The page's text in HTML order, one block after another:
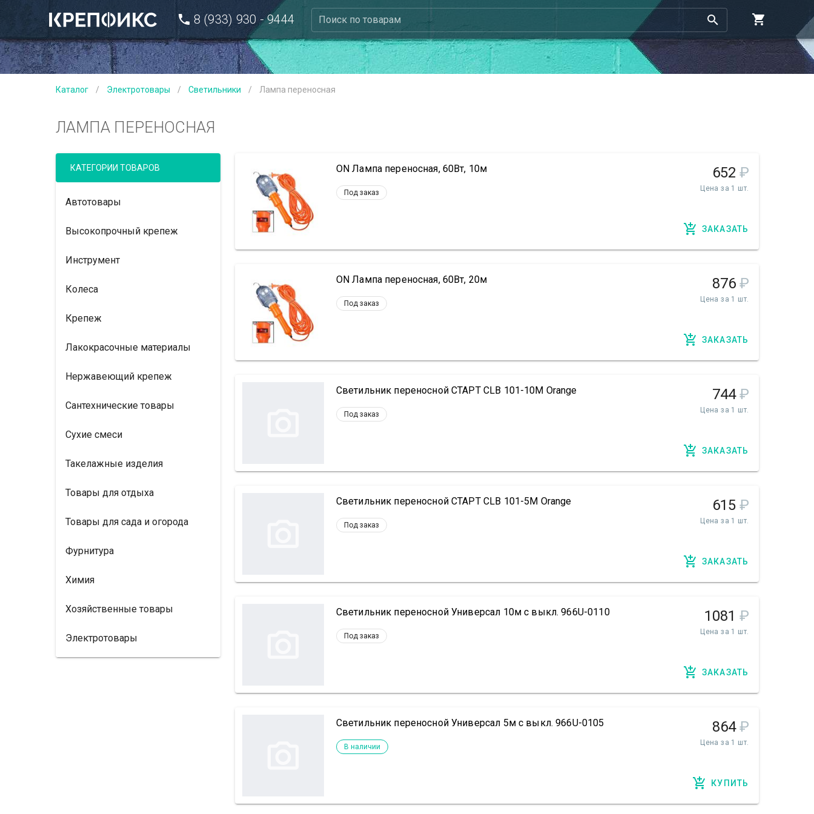
8 (933) 930 - 9444 Поиск по товарам
Каталог / Электротовары / Светильники / Лампа переносная
ЛАМПА ПЕРЕНОСНАЯ
КАТЕГОРИИ ТОВАРОВ
Автотовары
Высокопрочный крепеж
Инструмент
Колеса
Крепеж
Лакокрасочные материалы
Нержавеющий крепеж
Сантехнические товары
Сухие смеси
Такелажные изделия
Товары для отдыха
Товары для сада и огорода
Фурнитура
Химия
Хозяйственные товары
Электротовары
ON Лампа переносная, 60Вт, 10м
Под заказ
652 ₽
Цена за 1 шт.
ЗАКАЗАТЬ
ON Лампа переносная, 60Вт, 20м
Под заказ
876 ₽
Цена за 1 шт.
ЗАКАЗАТЬ
Светильник переносной СТАРТ CLB 101-10M Orange
Под заказ
744 ₽
Цена за 1 шт.
ЗАКАЗАТЬ
Светильник переносной СТАРТ CLB 101-5M Orange
Под заказ
615 ₽
Цена за 1 шт.
ЗАКАЗАТЬ
Светильник переносной Универсал 10м с выкл. 966U-0110
Под заказ
1081 ₽
Цена за 1 шт.
ЗАКАЗАТЬ
Светильник переносной Универсал 5м с выкл. 966U-0105
В наличии
864 ₽
Цена за 1 шт.
КУПИТЬ